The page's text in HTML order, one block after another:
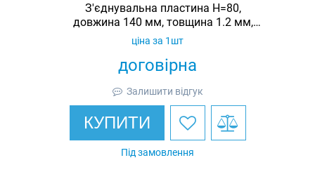
З'єднувальна пластина H=80,
довжина 140 мм, товщина 1.2 мм,
оцинкована, Ardic
договірна
ціна за 1шт
Залишити відгук
КУПИТИ
Під замовлення